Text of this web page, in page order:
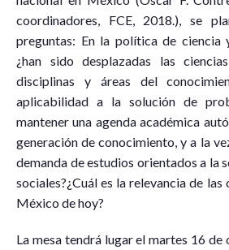
coordinadores, FCE, 2018.), se
preguntas: En la política de ciencia
¿han sido desplazadas las
disciplinas y áreas del
aplicabilidad a la solución de
mantener una agenda académica
generación de conocimiento, y a la
demanda de estudios orientados a la
sociales?¿Cuál es la relevancia de las
México de hoy?
La mesa tendrá lugar el martes 16